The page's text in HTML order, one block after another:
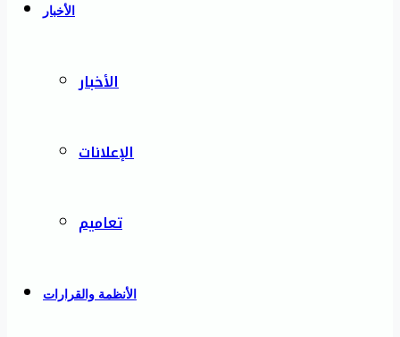
الأخبار
الأخبار
الإعلانات
تعاميم
الأنظمة والقرارات